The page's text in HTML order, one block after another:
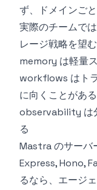
ず、ドメインご
実際のチームで
レージ戦略を望
memory は軽量
workflows はト
に向くことがある
observability は
る
Mastra のサーバ
Express, Hono,
るなら、エージ